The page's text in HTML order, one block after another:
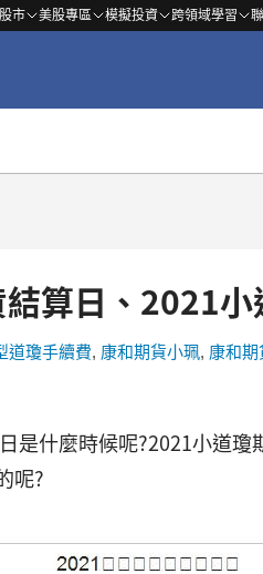
市 美股專區 模擬投資 跨領域學習
算日、2021小
道瓊手續費, 康和期貨小珮, 康和期
是什麼時候呢?2021小道
呢?